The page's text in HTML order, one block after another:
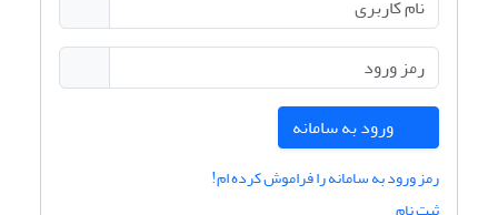
ورود به سامانه
رمز ورود به سامانه را فراموش کرده ام!